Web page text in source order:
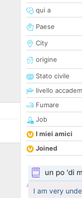
qui a
Paese
City
origine
Stato civile
livello
Fumare
Job
I miei amici
Joined
un po 'di
I am very